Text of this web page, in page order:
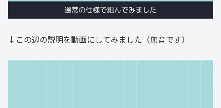
↓この辺の説明を動画にしてみました（無音です）